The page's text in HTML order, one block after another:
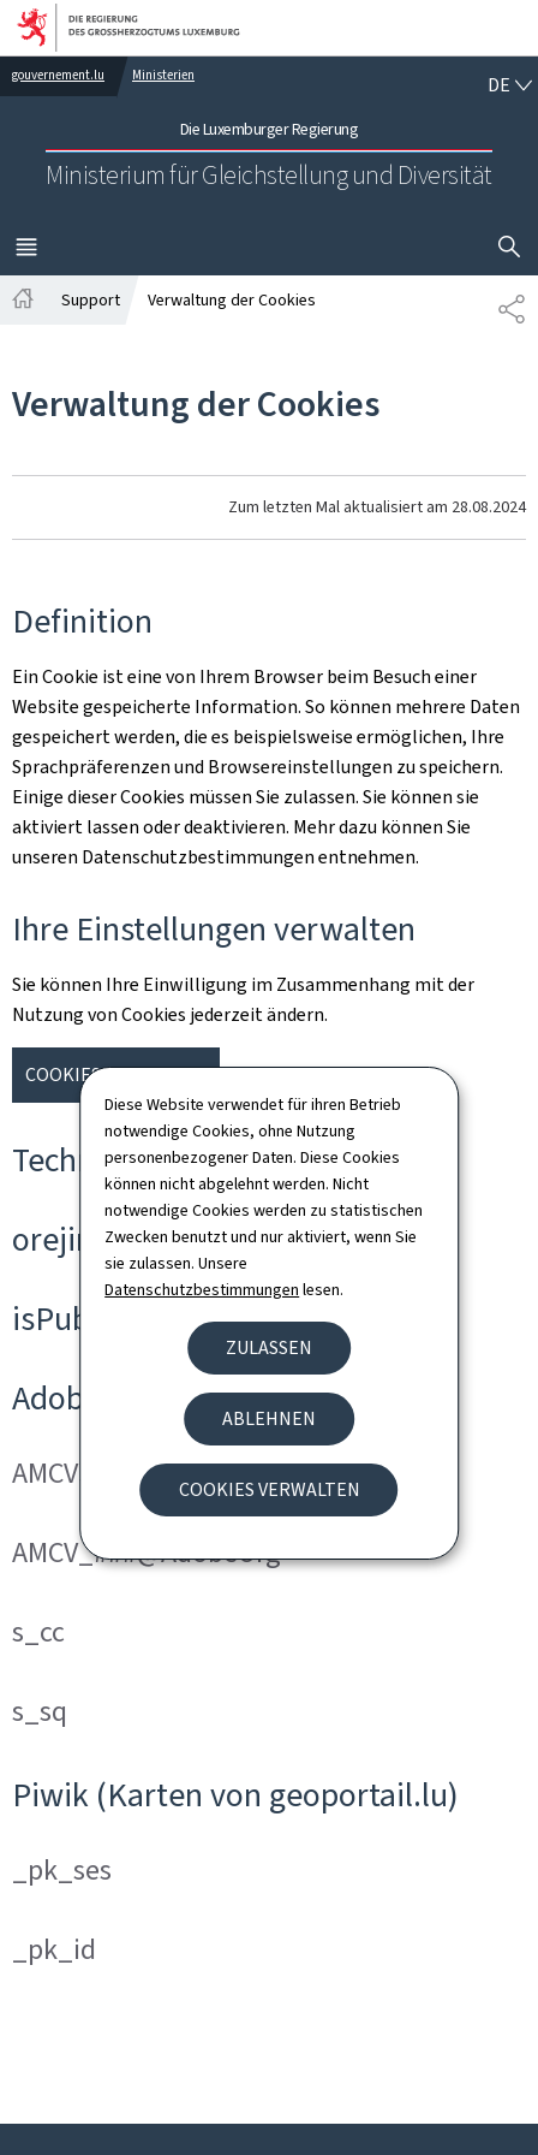
Diese Website verwendet für ihren Betrieb
notwendige Cookies, ohne Nutzung
personenbezogener Daten. Diese Cookies
können nicht abgelehnt werden. Nicht
notwendige Cookies werden zu statistischen
Zwecken benutzt und nur aktiviert, wenn Sie
sie zulassen. Unsere
Datenschutzbestimmungen lesen.
ZULASSEN
ABLEHNEN
COOKIES VERWALTEN
Zur Hauptnavigation
Zum Inhalt
gouvernement.lu Ministerien
Die Luxemburger Regierung
Ministerium für Gleichstellung und Diversität
DE
MENÜ
HAUPT-
Support Verwaltung der Cookies
Verwaltung der Cookies
Zum letzten Mal aktualisiert am 28.08.2024
Definition
Ein Cookie ist eine von Ihrem Browser beim Besuch einer
Website gespeicherte Information. So können mehrere Daten
gespeichert werden, die es beispielsweise ermöglichen, Ihre
Sprachpräferenzen und Browsereinstellungen zu speichern.
Einige dieser Cookies müssen Sie zulassen. Sie können sie
aktiviert lassen oder deaktivieren. Mehr dazu können Sie
unseren Datenschutzbestimmungen entnehmen.
Ihre Einstellungen verwalten
Sie können Ihre Einwilligung im Zusammenhang mit der
Nutzung von Cookies jederzeit ändern.
COOKIES VERWALTEN
Technische Cookies
orejime
isPublicWebsite
Adobe Analytics
AMCVS_###@AdobeOrg
AMCV_###@AdobeOrg
s_cc
s_sq
Piwik (Karten von geoportail.lu)
_pk_ses
_pk_id